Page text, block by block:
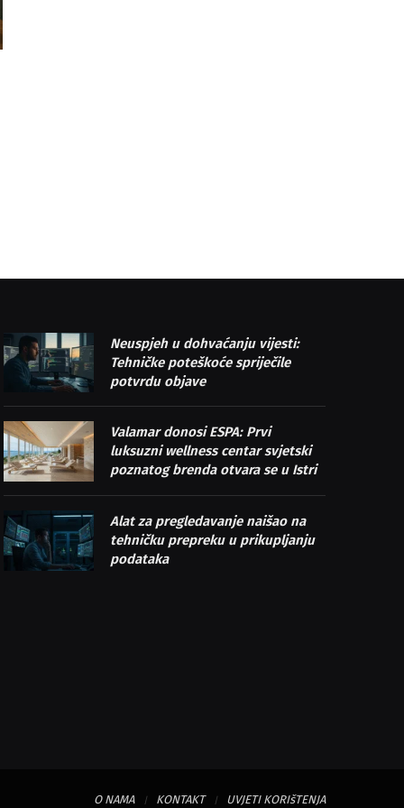
Neuspjeh u dohvaćanju vijesti:
Tehničke poteškoće spriječile
potvrdu objave
Valamar donosi ESPA: Prvi
luksuzni wellness centar svjetski
poznatog brenda otvara se u Istri
Alat za pregledavanje naišao na
tehničku prepreku u prikupljanju
podataka
O NAMA KONTAKT UVJETI KORIšTENJA